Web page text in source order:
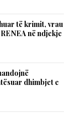
të krimit, vrau
në ndjekje
dhimbjet e